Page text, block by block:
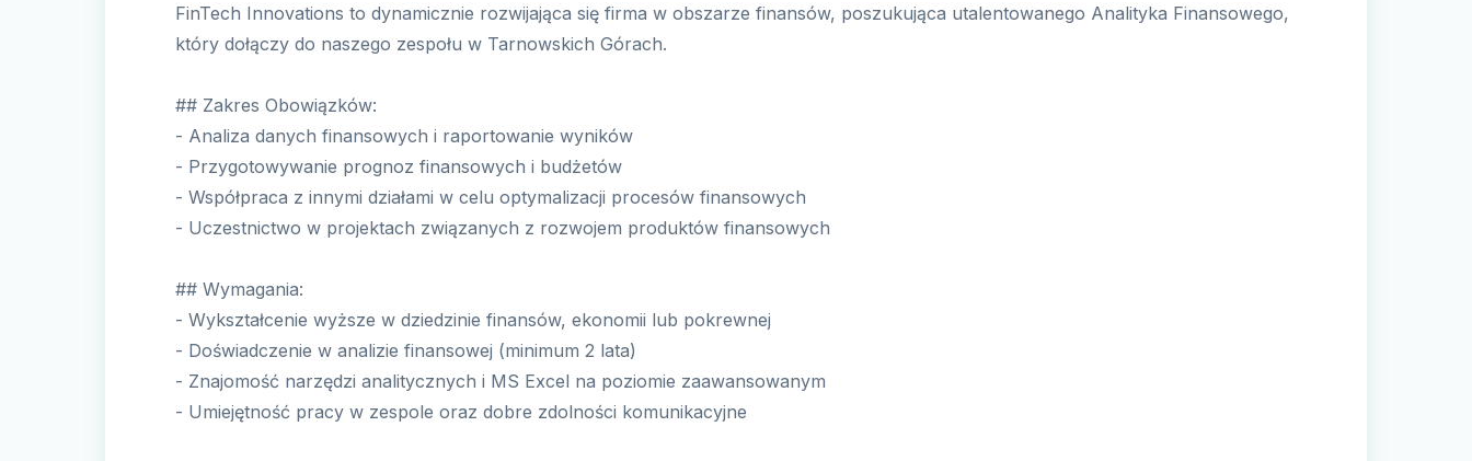
FinTech Innovations to dynamicznie rozwijająca się firma w obszarze finansów, poszukująca utalentowanego Analityka Finansowego,
który dołączy do naszego zespołu w Tarnowskich Górach.
## Zakres Obowiązków:
- Analiza danych finansowych i raportowanie wyników
- Przygotowywanie prognoz finansowych i budżetów
- Współpraca z innymi działami w celu optymalizacji procesów finansowych
- Uczestnictwo w projektach związanych z rozwojem produktów finansowych
## Wymagania:
- Wykształcenie wyższe w dziedzinie finansów, ekonomii lub pokrewnej
- Doświadczenie w analizie finansowej (minimum 2 lata)
- Znajomość narzędzi analitycznych i MS Excel na poziomie zaawansowanym
- Umiejętność pracy w zespole oraz dobre zdolności komunikacyjne